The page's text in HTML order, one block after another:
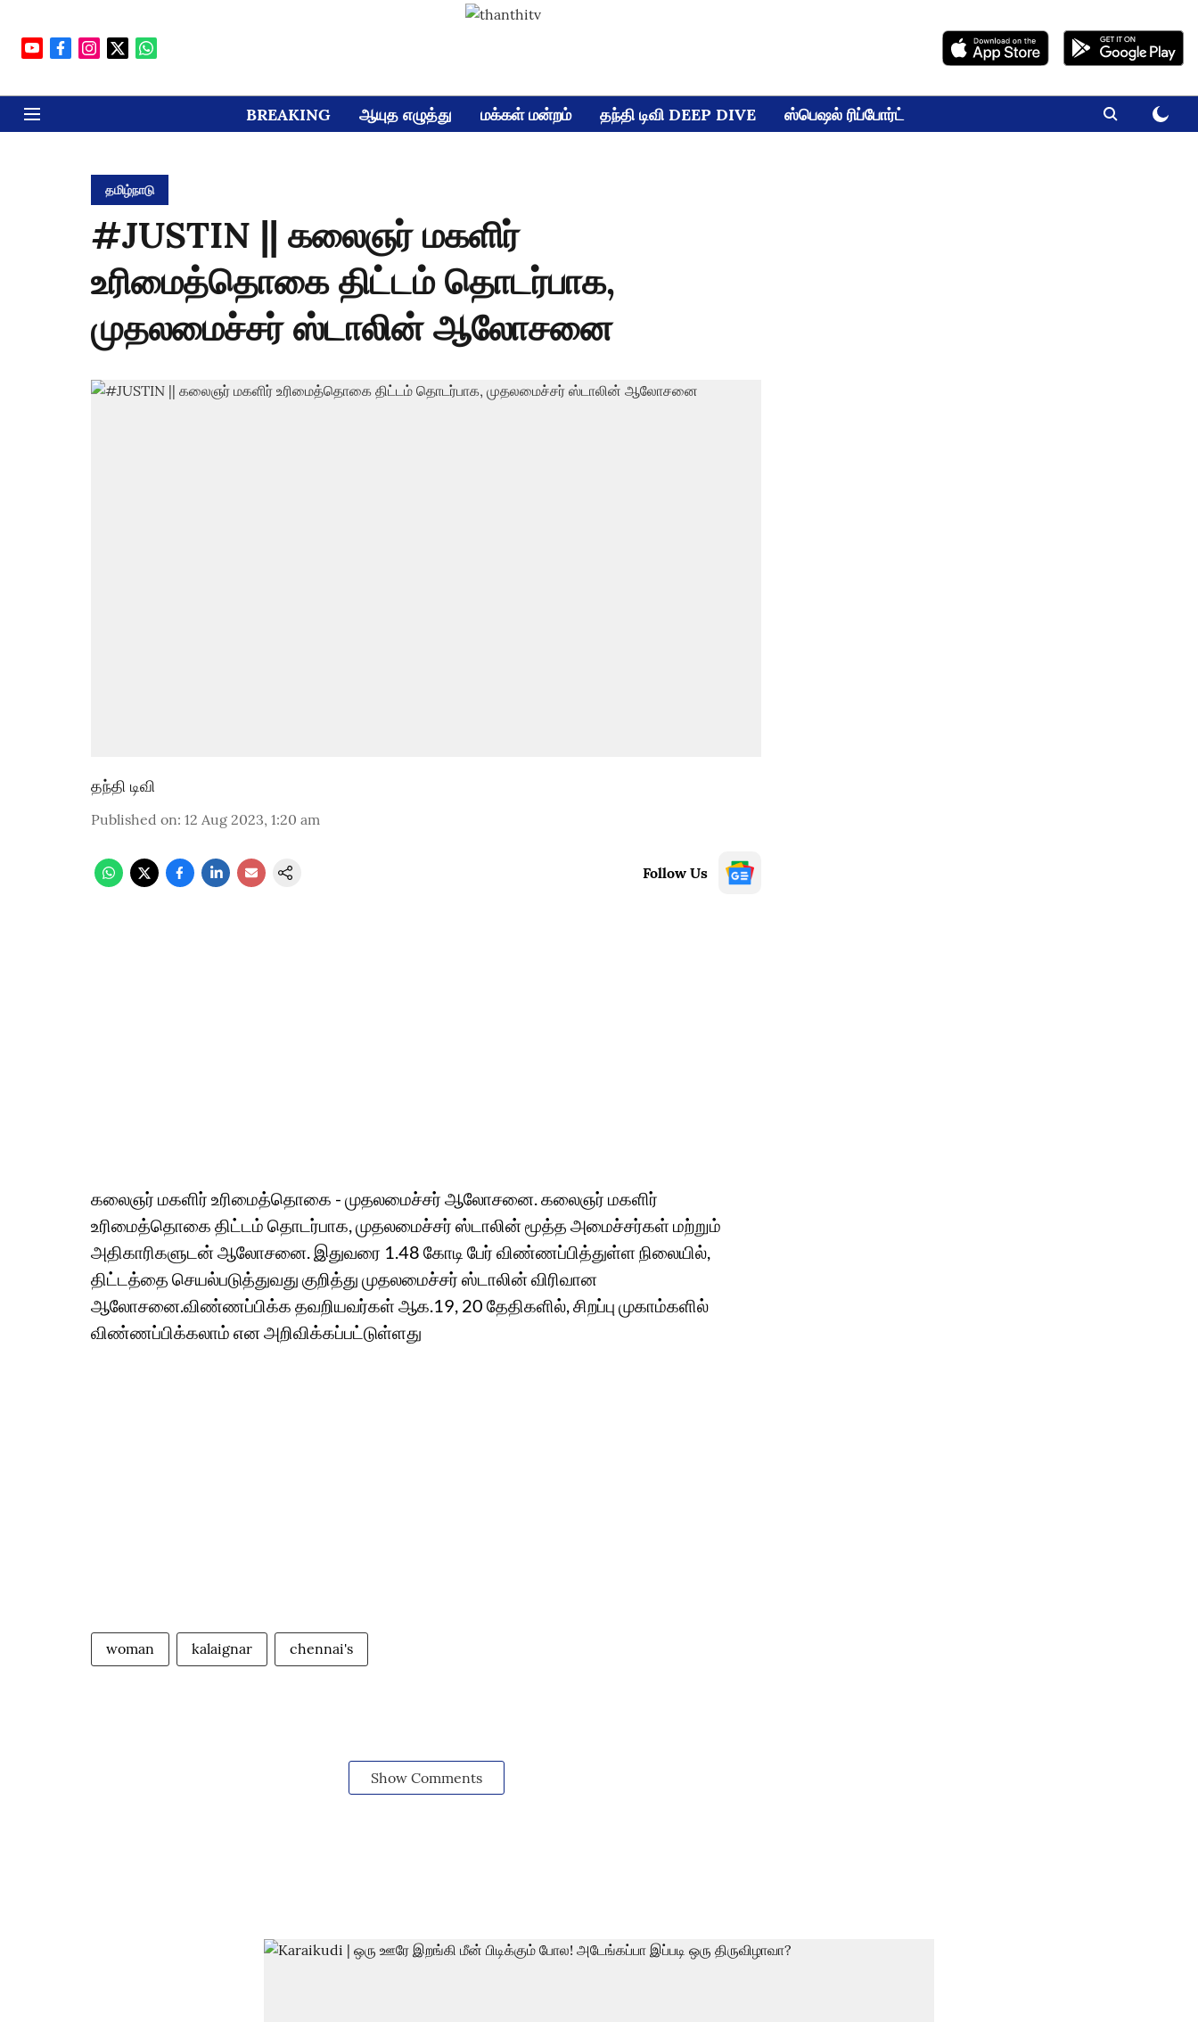
BREAKING ஆயுத எழுத்து மக்கள் மன்றம் தந்தி டிவி DEEP DIVE ஸ்பெஷல் ரிப்போர்ட்
தமிழ்நாடு
#JUSTIN || கலைஞர் மகளிர்
உரிமைத்தொகை திட்டம் தொடர்பாக,
முதலமைச்சர் ஸ்டாலின் ஆலோசனை
தந்தி டிவி
Published on: 12 Aug 2023, 1:20 am
Follow Us
கலைஞர் மகளிர் உரிமைத்தொகை - முதலமைச்சர் ஆலோசனை. கலைஞர் மகளிர்
உரிமைத்தொகை திட்டம் தொடர்பாக, முதலமைச்சர் ஸ்டாலின் மூத்த அமைச்சர்கள் மற்றும்
அதிகாரிகளுடன் ஆலோசனை. இதுவரை 1.48 கோடி பேர் விண்ணப்பித்துள்ள நிலையில்,
திட்டத்தை செயல்படுத்துவது குறித்து முதலமைச்சர் ஸ்டாலின் விரிவான
ஆலோசனை.விண்ணப்பிக்க தவறியவர்கள் ஆக.19, 20 தேதிகளில், சிறப்பு முகாம்களில்
விண்ணப்பிக்கலாம் என அறிவிக்கப்பட்டுள்ளது
woman kalaignar chennai's
Show Comments